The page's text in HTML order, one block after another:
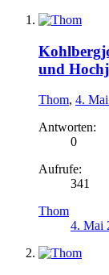
und
Thom, 4.
Antworten:
0
Aufrufe:
341
Thom
4. Mai